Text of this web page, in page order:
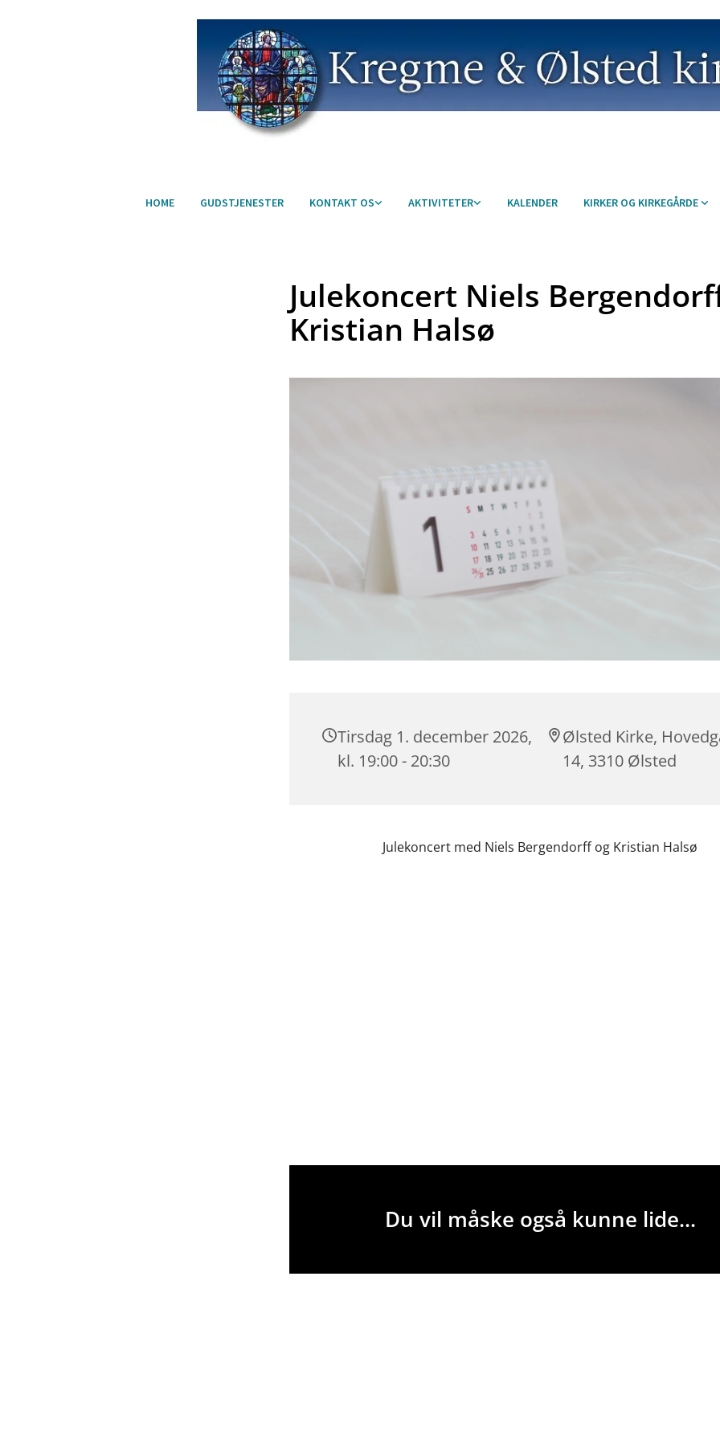
HOME GUDSTJENESTER KONTAKT OS AKTIVITETER KALENDER KIRKER OG KIRKEGÅRDE
Julekoncert Niels
Kristian Halsø
Tirsdag 1. december 2026,
kl. 19:00 - 20:30
Ølsted Kirke,
14, 3310 Ølsted
Julekoncert med Niels Bergendorff og Kristian Halsø
Du vil måske også kunne lide...